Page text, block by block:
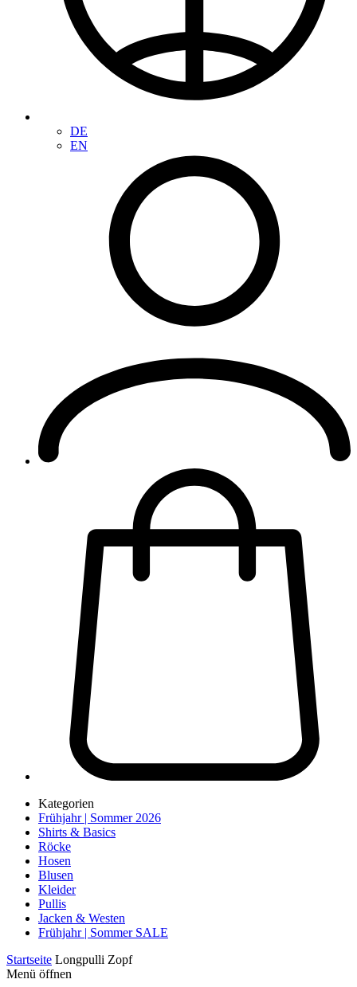
DE
EN
Kategorien
Frühjahr | Sommer 2026
Shirts & Basics
Röcke
Hosen
Blusen
Kleider
Pullis
Jacken & Westen
Frühjahr | Sommer SALE
Startseite Longpulli Zopf
Menü öffnen